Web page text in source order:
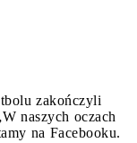
zakończyli
naszych oczach
na Facebooku.